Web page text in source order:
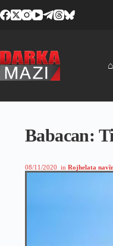
to
⌂
Babacan:
08/11/2020 in Rojhelata